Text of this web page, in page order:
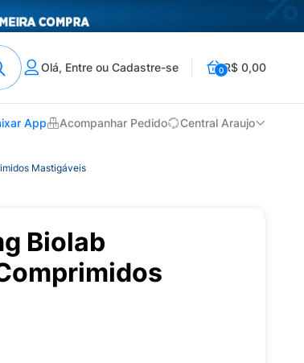
Olá, Entre ou Cadastre-se 0R$ 0,00
App Acompanhar Pedido Central Araujo
Mastigáveis
Biolab